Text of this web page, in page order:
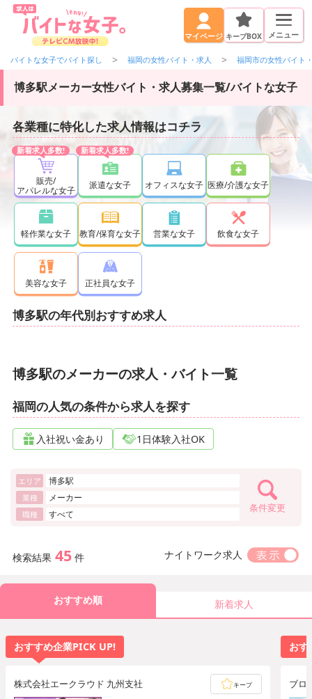
マイページ キープBOX メニュー
バイトな女子でバイト探し 福岡の女性バイト・求人 福岡市の女性バイト
博多駅メーカー女性バイト・求人募集一覧/バイトな女子
各業種に特化した求人情報はコチラ
販売/
アパレルな女子
派遣な女子 オフィスな女子 医療/介護な女子
軽作業な女子 教育/保育な女子 営業な女子 飲食な女子
美容な女子 正社員な女子
博多駅の年代別おすすめ求人
博多駅のメーカーの求人・バイト一覧
福岡の人気の条件から求人を探す
入社祝い金あり 1日体験入社OK
エリア 博多駅
業種 メーカー
職種 すべて 条件変更
検索結果 45 件 ナイトワーク求人
おすすめ順 新着求人
おすすめ企業PICK UP!
株式会社エークラウド 九州支社 キープ
おす
ブロ